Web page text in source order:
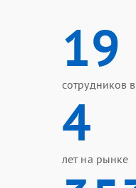
19
сотрудников
4
лет на рынке